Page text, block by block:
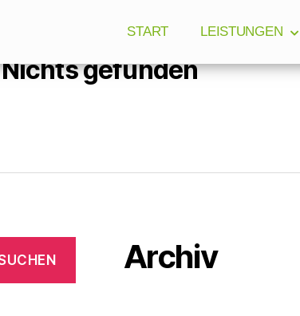
START LEISTUNGEN
Nichts gefunden
Archiv